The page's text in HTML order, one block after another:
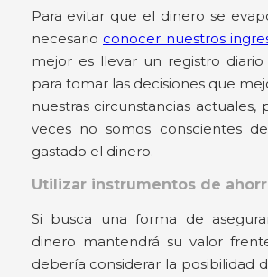
Para evitar que el dinero se
necesario conocer nuestros
mejor es llevar un registro diario
para tomar las decisiones que
nuestras circunstancias actuales,
veces no somos conscientes
gastado el dinero.
Utilizar instrumentos de
Si busca una forma de
dinero mantendrá su valor
debería considerar la posibilidad